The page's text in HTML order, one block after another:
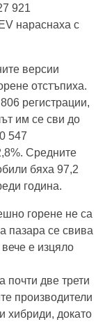
921
нараснаха с
версии
отстъпиха.
регистрации,
им се сви до
547
Средните
бяха 97,2
година.
горене не са
пазара се свива
е изцяло
почти две трети
производители
хибриди, докато